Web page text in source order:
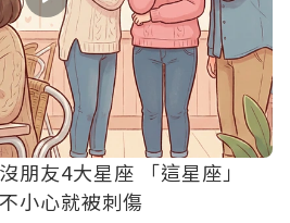
大星座 「這星座」
小心就被刺傷